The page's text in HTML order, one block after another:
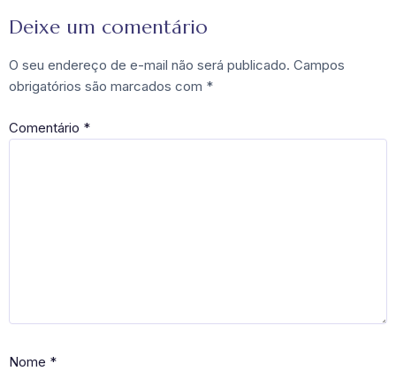
Deixe um comentário
O seu endereço de e-mail não será publicado. Campos
obrigatórios são marcados com *
Comentário *
Nome *